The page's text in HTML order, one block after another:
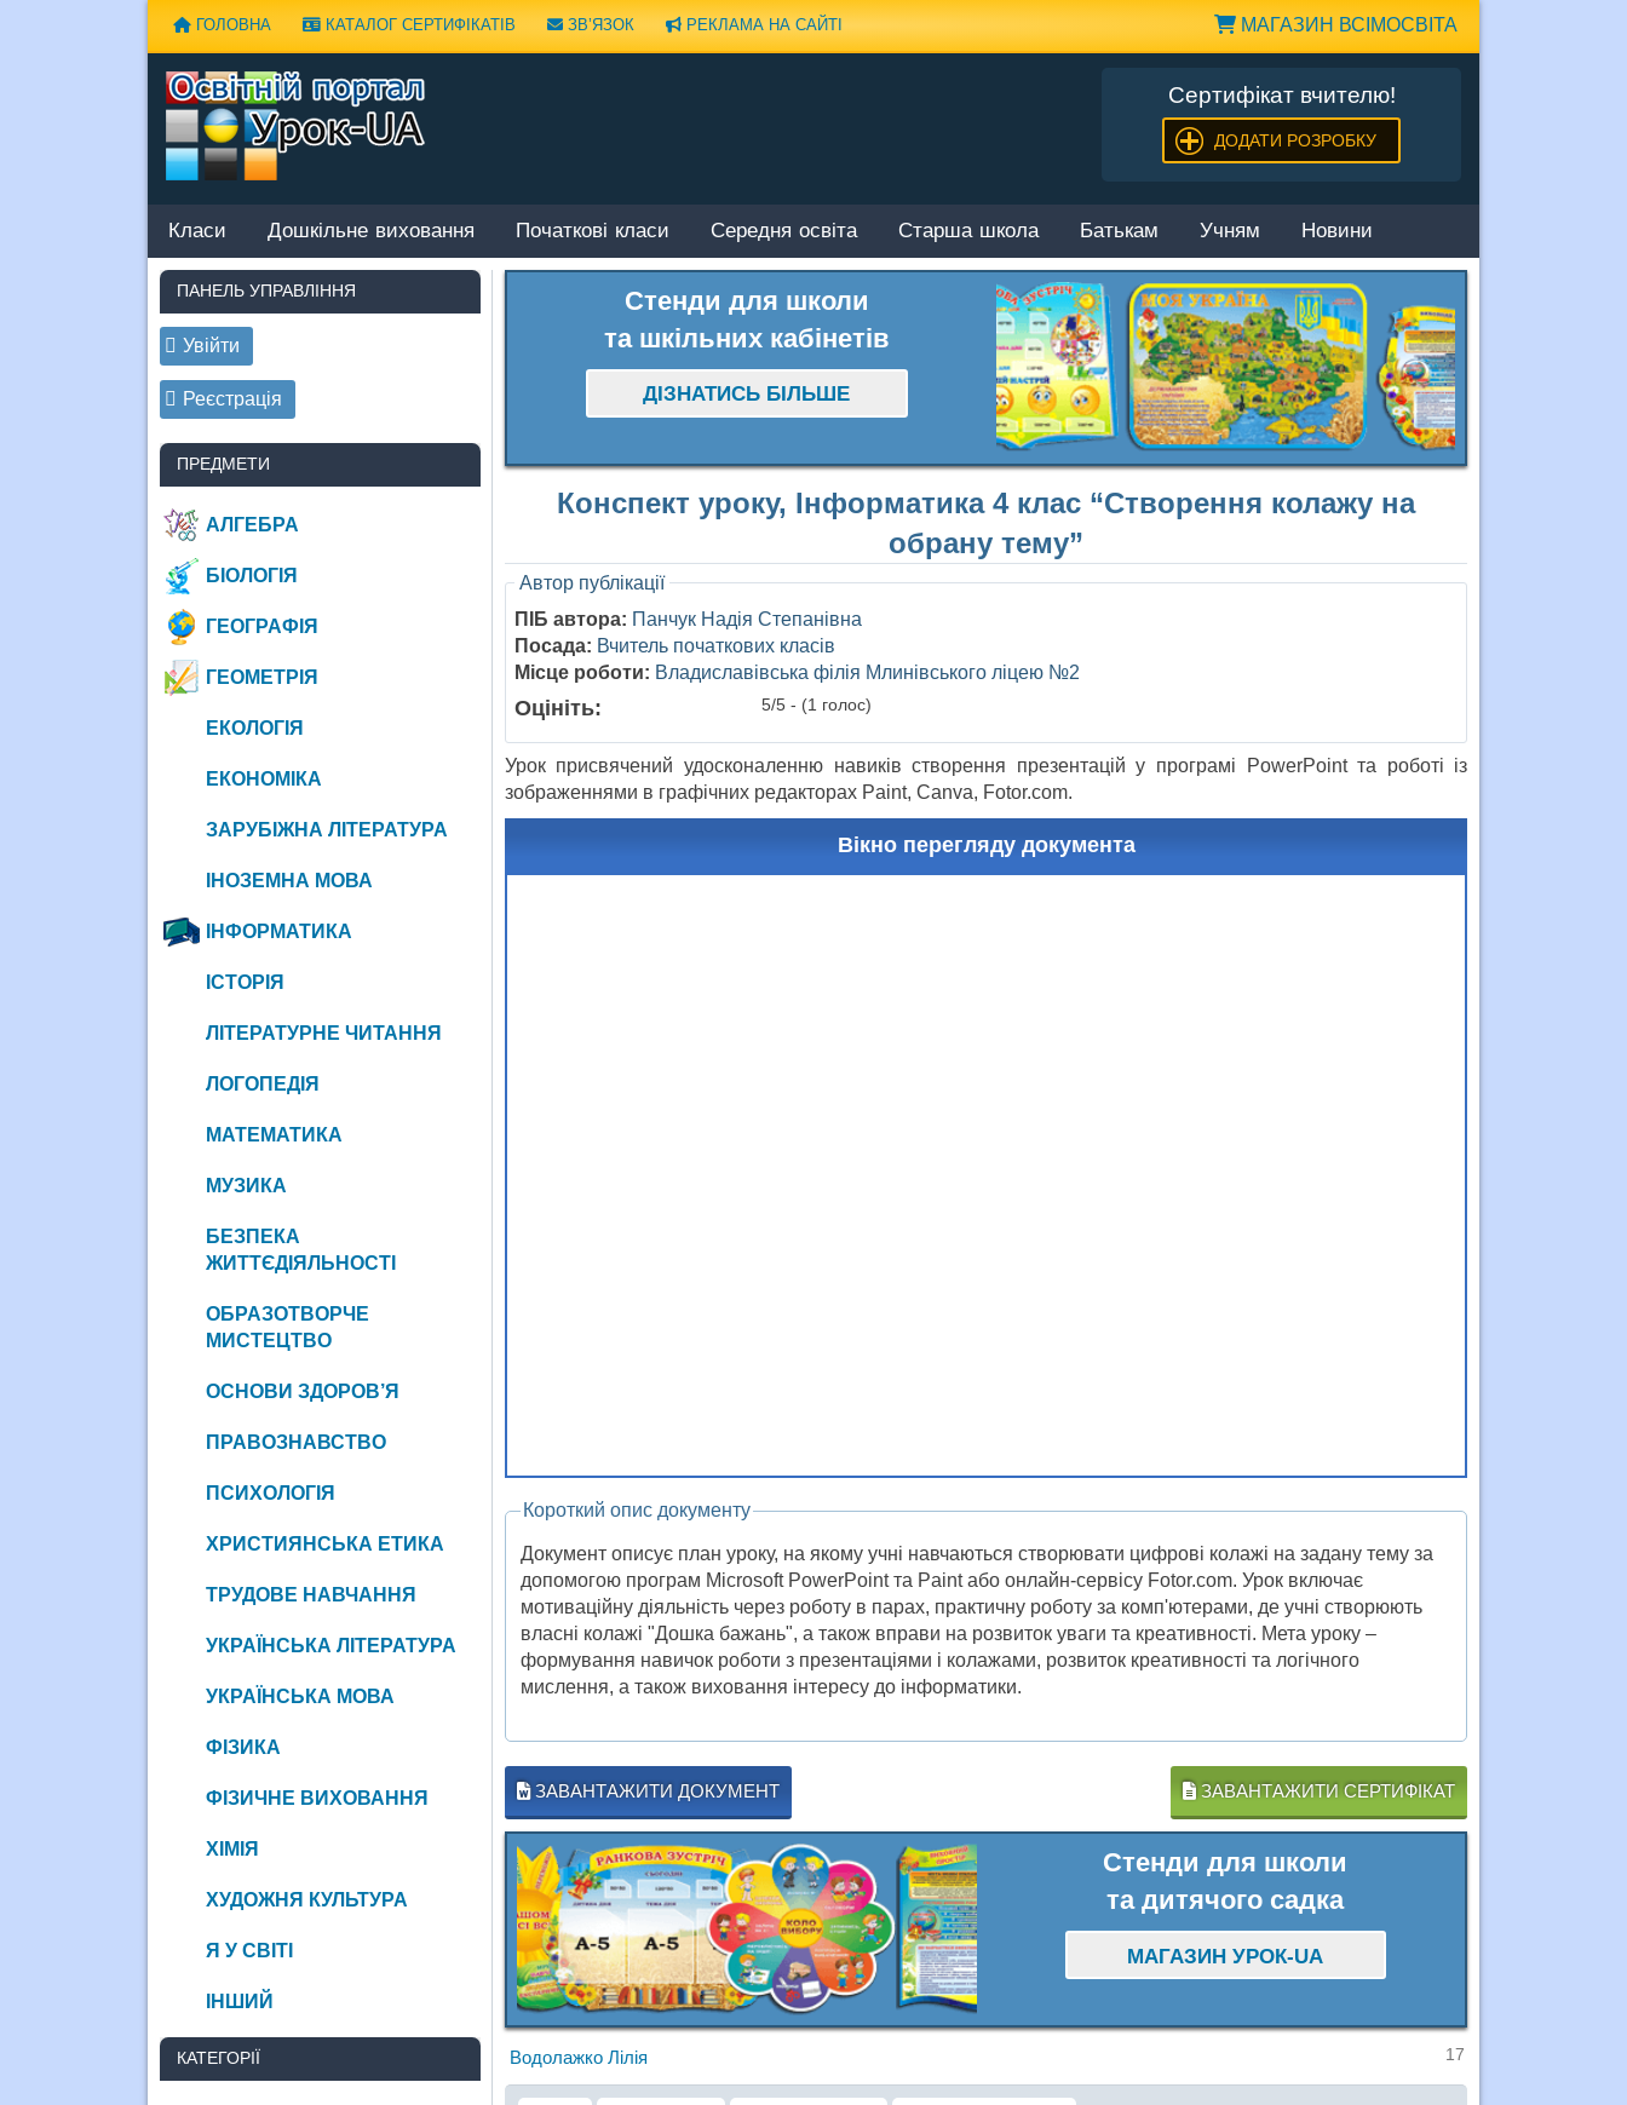
МАГАЗИН ВСІМОСВІТА
ГОЛОВНА КАТАЛОГ СЕРТИФІКАТІВ ЗВ’ЯЗОК РЕКЛАМА НА САЙТІ
Сертифікат вчителю!
ДОДАТИ РОЗРОБКУ
Класи Дошкільне виховання Початкові класи Середня освіта Старша школа Батькам Учням Новини
Стенди для школи
та шкільних кабінетів
ДІЗНАТИСЬ БІЛЬШЕ
Конспект уроку, Інформатика 4 клас “Створення колажу на
обрану тему”
Автор публікації
ПІБ автора: Панчук Надія Степанівна
Посада: Вчитель початкових класів
Місце роботи: Владиславівська філія Млинівського ліцею №2
Оцініть: 5/5 - (1 голос)
Урок присвячений удосконаленню навиків створення презентацій у програмі PowerPoint та роботі із
зображеннями в графічних редакторах Paint, Canva, Fotor.com.
Вікно перегляду документа
Короткий опис документу
Документ описує план уроку, на якому учні навчаються створювати цифрові колажі на задану тему за
допомогою програм Microsoft PowerPoint та Paint або онлайн-сервісу Fotor.com. Урок включає
мотиваційну діяльність через роботу в парах, практичну роботу за комп'ютерами, де учні створюють
власні колажі "Дошка бажань", а також вправи на розвиток уваги та креативності. Мета уроку –
формування навичок роботи з презентаціями і колажами, розвиток креативності та логічного
мислення, а також виховання інтересу до інформатики.
ЗАВАНТАЖИТИ ДОКУМЕНТ ЗАВАНТАЖИТИ СЕРТИФІКАТ
Стенди для школи
та дитячого садка
МАГАЗИН УРОК-UA
Водолажко Лілія 17
ПАНЕЛЬ УПРАВЛІННЯ
Увійти
Реєстрація
ПРЕДМЕТИ
АЛГЕБРА
БІОЛОГІЯ
ГЕОГРАФІЯ
ГЕОМЕТРІЯ
ЕКОЛОГІЯ
ЕКОНОМІКА
ЗАРУБІЖНА ЛІТЕРАТУРА
ІНОЗЕМНА МОВА
ІНФОРМАТИКА
ІСТОРІЯ
ЛІТЕРАТУРНЕ ЧИТАННЯ
ЛОГОПЕДІЯ
МАТЕМАТИКА
МУЗИКА
БЕЗПЕКА
ЖИТТЄДІЯЛЬНОСТІ
ОБРАЗОТВОРЧЕ
МИСТЕЦТВО
ОСНОВИ ЗДОРОВ’Я
ПРАВОЗНАВСТВО
ПСИХОЛОГІЯ
ХРИСТИЯНСЬКА ЕТИКА
ТРУДОВЕ НАВЧАННЯ
УКРАЇНСЬКА ЛІТЕРАТУРА
УКРАЇНСЬКА МОВА
ФІЗИКА
ФІЗИЧНЕ ВИХОВАННЯ
ХІМІЯ
ХУДОЖНЯ КУЛЬТУРА
Я У СВІТІ
ІНШИЙ
КАТЕГОРІЇ